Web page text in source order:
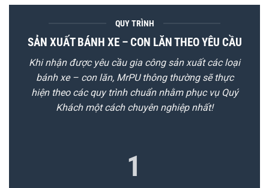
QUY TRÌNH
SẢN XUẤT BÁNH XE – CON LĂN THEO YÊU CẦU
Khi nhận được yêu cầu gia công sản xuất các loại
bánh xe – con lăn, MrPU thông thường sẽ thực
hiện theo các quy trình chuẩn nhằm phục vụ Quý
Khách một cách chuyên nghiệp nhất!
1